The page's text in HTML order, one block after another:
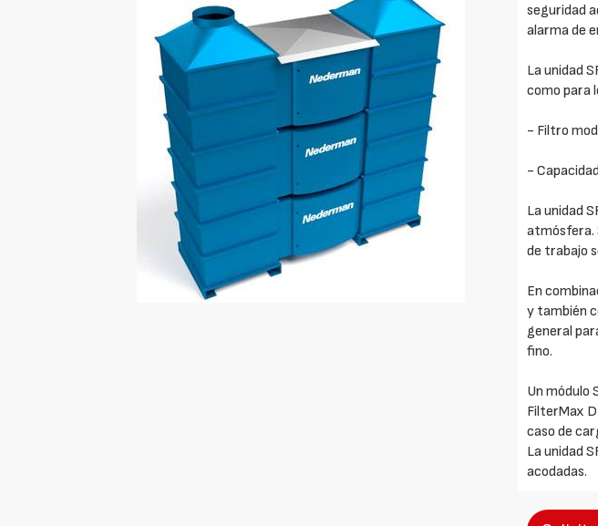
seguridad
alarma de
La unidad
como para
- Filtro
-
La unidad
atmósfera.
de trabajo
En
y también
general
fino.
Un módulo
FilterMax
caso de
La unidad
acodadas.